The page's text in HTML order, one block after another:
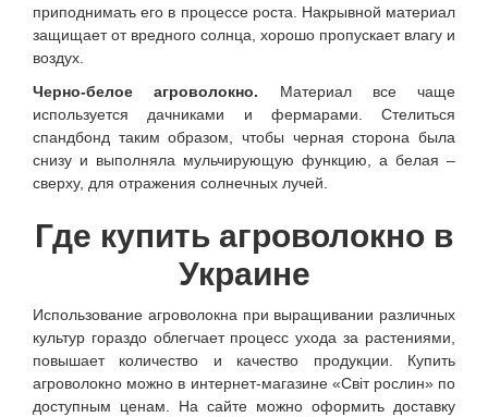
приподнимать его в процессе роста. Накрывной материал
защищает от вредного солнца, хорошо пропускает влагу и
воздух.
Черно-белое агроволокно. Материал все чаще
используется дачниками и фермарами. Стелиться
спандбонд таким образом, чтобы черная сторона была
снизу и выполняла мульчирующую функцию, а белая –
сверху, для отражения солнечных лучей.
Где купить агроволокно в
Украине
Использование агроволокна при выращивании различных
культур гораздо облегчает процесс ухода за растениями,
повышает количество и качество продукции. Купить
агроволокно можно в интернет-магазине «Світ рослин» по
доступным ценам. На сайте можно оформить доставку